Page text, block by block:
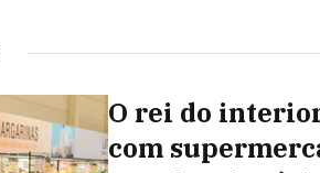
O rei do
com